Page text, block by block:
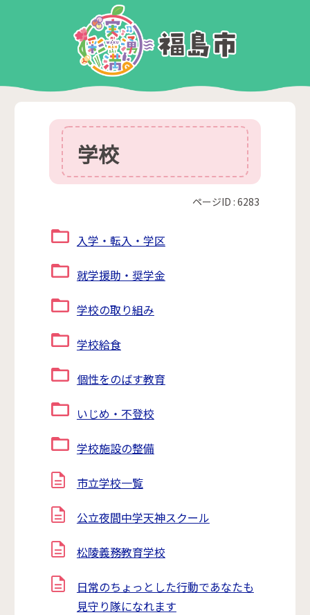
学校
ページID :6283
入学・転入・学区
就学援助・奨学金
学校の取り組み
学校給食
個性をのばす教育
いじめ・不登校
学校施設の整備
市立学校一覧
公立夜間中学天神スクール
松陵義務教育学校
日常のちょっとした行動であなたも
見守り隊になれます